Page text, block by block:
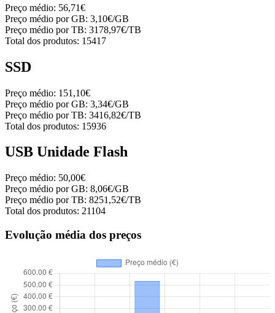
Preço médio: 56,71€
Preço médio por GB: 3,10€/GB
Preço médio por TB: 3178,97€/TB
Total dos produtos: 15417
SSD
Preço médio: 151,10€
Preço médio por GB: 3,34€/GB
Preço médio por TB: 3416,82€/TB
Total dos produtos: 15936
USB Unidade Flash
Preço médio: 50,00€
Preço médio por GB: 8,06€/GB
Preço médio por TB: 8251,52€/TB
Total dos produtos: 21104
Evolução média dos preços